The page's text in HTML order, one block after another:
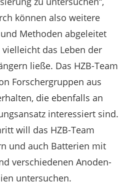
können also weitere
Methoden abgeleitet
das Leben der
ließe. Das HZB-Team
Forschergruppen aus
die ebenfalls an
interessiert sind.
will das HZB-Team
und auch Batterien mit
verschiedenen Anoden-
untersuchen.